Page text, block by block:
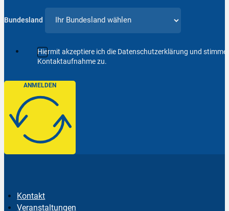
Bundesland
Hiermit akzeptiere ich die Datenschutzerklärung und
Kontaktaufnahme zu.
ANMELDEN
Kontakt
Veranstaltungen